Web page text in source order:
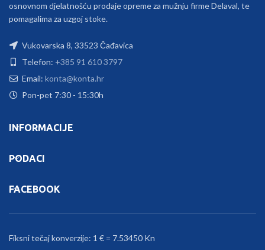
osnovnom djelatnošću prodaje opreme za mužnju firme Delaval, te
pomagalima za uzgoj stoke.
Vukovarska 8, 33523 Čađavica
Telefon: +385 91 610 3797
Email: konta@konta.hr
Pon-pet 7:30 - 15:30h
INFORMACIJE
PODACI
FACEBOOK
Fiksni tečaj konverzije: 1 € = 7.53450 Kn